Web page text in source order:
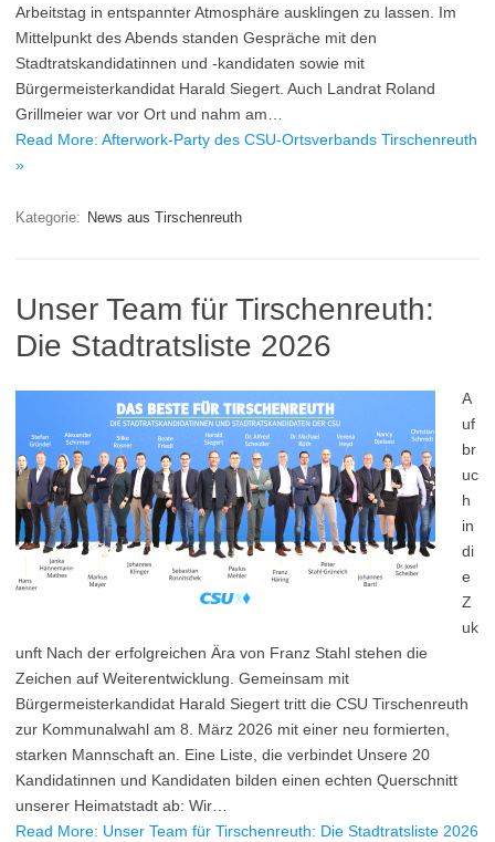
Arbeitstag in entspannter Atmosphäre ausklingen zu lassen. Im
Mittelpunkt des Abends standen Gespräche mit den
Stadtratskandidatinnen und -kandidaten sowie mit
Bürgermeisterkandidat Harald Siegert. Auch Landrat Roland
Grillmeier war vor Ort und nahm am…
Read More: Afterwork-Party des CSU-Ortsverbands Tirschenreuth
»
Kategorie: News aus Tirschenreuth
Unser Team für Tirschenreuth:
Die Stadtratsliste 2026
A
uf
br
uc
h
in
di
e
Z
uk
unft Nach der erfolgreichen Ära von Franz Stahl stehen die
Zeichen auf Weiterentwicklung. Gemeinsam mit
Bürgermeisterkandidat Harald Siegert tritt die CSU Tirschenreuth
zur Kommunalwahl am 8. März 2026 mit einer neu formierten,
starken Mannschaft an. Eine Liste, die verbindet Unsere 20
Kandidatinnen und Kandidaten bilden einen echten Querschnitt
unserer Heimatstadt ab: Wir…
Read More: Unser Team für Tirschenreuth: Die Stadtratsliste 2026